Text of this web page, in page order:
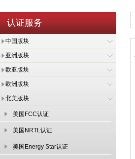
认证服务
中国版块
亚洲版块
欧亚版块
欧洲版块
北美版块
美国FCC认证
美国NRTL认证
美国Energy Star认证